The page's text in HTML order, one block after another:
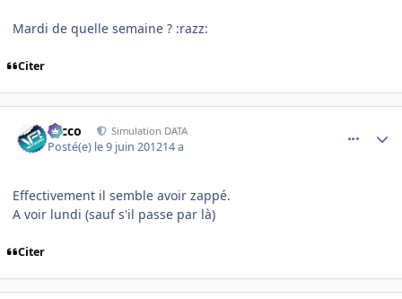
Mardi de quelle semaine ? :razz:
Citer
Nicco Simulation DATA
Posté(e) le 9 juin 201214 a
Effectivement il semble avoir zappé.
A voir lundi (sauf s'il passe par là)
Citer